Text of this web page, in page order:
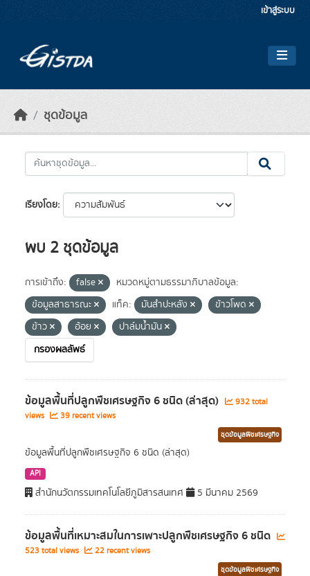
เข้าสู่ระบบ
ชุดข้อมูล
เรียงโดย
พบ 2 ชุดข้อมูล
การเข้าถึง: false
หมวดหมู่ตามธรรมาภิบาลข้อมูล:
ข้อมูลสาธารณะ
แท็ค: มันสำปะหลัง
ข้าวโพด
ข้าว
อ้อย
ปาล์มน้ำมัน
กรองผลลัพธ์
ข้อมูลพื้นที่ปลูกพืชเศรษฐกิจ 6 ชนิด (ล่าสุด)
932 total
views
39 recent views
ชุดข้อมูลพืชเศรษฐกิจ
ข้อมูลพื้นที่ปลูกพืชเศรษฐกิจ 6 ชนิด (ล่าสุด)
API
สำนักนวัตกรรมเทคโนโลยีภูมิสารสนเทศ 5 มีนาคม 2569
ข้อมูลพื้นที่เหมาะสมในการเพาะปลูกพืชเศรษฐกิจ 6 ชนิด
523 total views 22 recent views
ชุดข้อมูลพืชเศรษฐกิจ